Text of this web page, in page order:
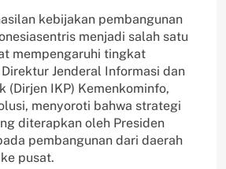
kebijakan pembangunan
menjadi salah satu
mempengaruhi tingkat
Jenderal Informasi dan
(Dirjen IKP) Kemenkominfo,
menyoroti bahwa strategi
diterapkan oleh Presiden
pembangunan dari daerah
pusat.